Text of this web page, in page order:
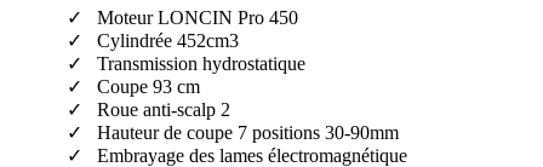
Moteur LONCIN Pro 450
Cylindrée 452cm3
Transmission hydrostatique
Coupe 93 cm
Roue anti-scalp 2
Hauteur de coupe 7 positions 30-90mm
Embrayage des lames électromagnétique